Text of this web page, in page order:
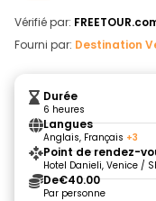
Vérifié par:
Fourni par: Destination
Durée
6 heures
Langues
Anglais, Français +3
Point de rendez-
Hotel Danieli, Venice /
De€40.00
Par personne